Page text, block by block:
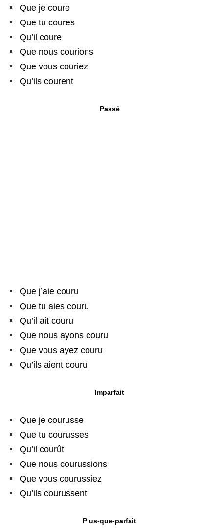
Que je coure
Que tu coures
Qu’il coure
Que nous courions
Que vous couriez
Qu’ils courent
Passé
Que j’aie couru
Que tu aies couru
Qu’il ait couru
Que nous ayons couru
Que vous ayez couru
Qu’ils aient couru
Imparfait
Que je courusse
Que tu courusses
Qu’il courût
Que nous courussions
Que vous courussiez
Qu’ils courussent
Plus-que-parfait